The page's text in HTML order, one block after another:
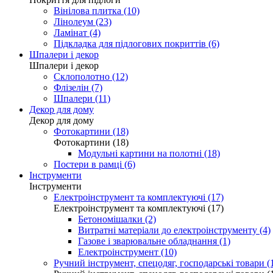
Вінілова плитка (10)
Лінолеум (23)
Ламінат (4)
Підкладка для підлогових покриттів (6)
Шпалери і декор
Шпалери і декор
Склополотно (12)
Флізелін (7)
Шпалери (11)
Декор для дому
Декор для дому
Фотокартини (18)
Фотокартини (18)
Модульні картини на полотні (18)
Постери в рамці (6)
Інструменти
Інструменти
Електроінструмент та комплектуючі (17)
Електроінструмент та комплектуючі (17)
Бетономішалки (2)
Витратні матеріали до електроінструменту (4)
Газове і зварювальне обладнання (1)
Електроінструмент (10)
Ручний інструмент, спецодяг, господарські товари